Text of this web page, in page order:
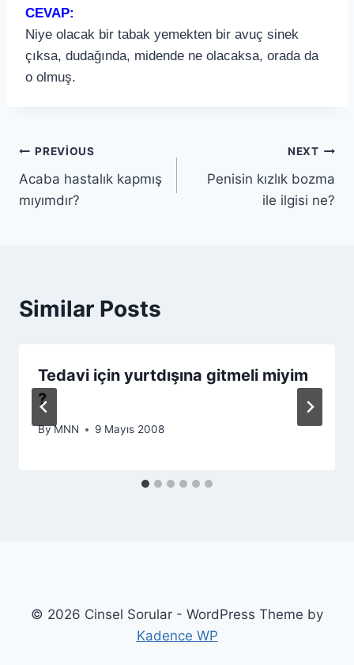
CEVAP:
Niye olacak bir tabak yemekten bir avuç sinek
çıksa, dudağında, midende ne olacaksa, orada da
o olmuş.
PREVIOUS
Acaba hastalık kapmış
mıyımdır?
NEXT
Penisin kızlık bozma
ile ilgisi ne?
Similar Posts
Tedavi için yurtdışına gitmeli miyim
?
ByMNN 9 Mayıs 2008
© 2026 Cinsel Sorular - WordPress Theme by
Kadence WP